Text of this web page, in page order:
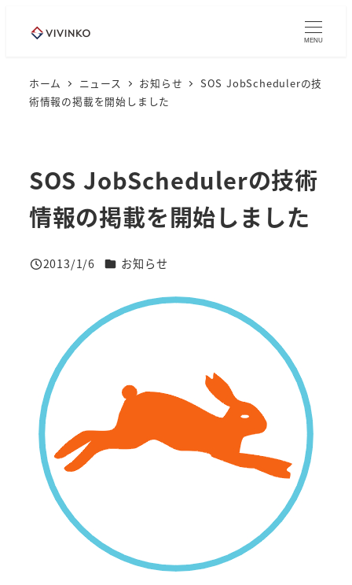
MENU
ホーム ニュース お知らせ
SOS JobSchedulerの技
術情報の掲載を開始しました
SOS JobSchedulerの技術
情報の掲載を開始しました
投稿日
2013/1/6 ニュースカテゴリー
お知らせ